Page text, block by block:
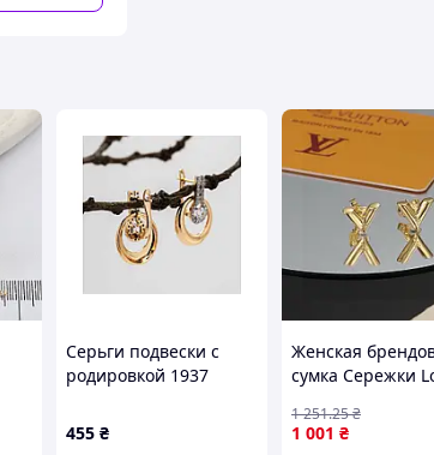
Серьги подвески с
родировкой 1937
фианиты 5.1г позолота
18К ТМ XUPING
455 ₴
Женская
сумка Сережки
качество
1 001 ₴
1 251.25₴